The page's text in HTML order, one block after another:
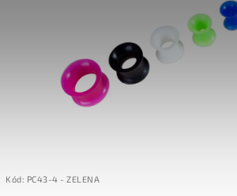
Kód: PC43-4 - ZELENA